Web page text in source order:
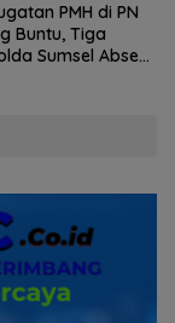
PMH di PN
Buntu, Tiga
Sumsel Absen,